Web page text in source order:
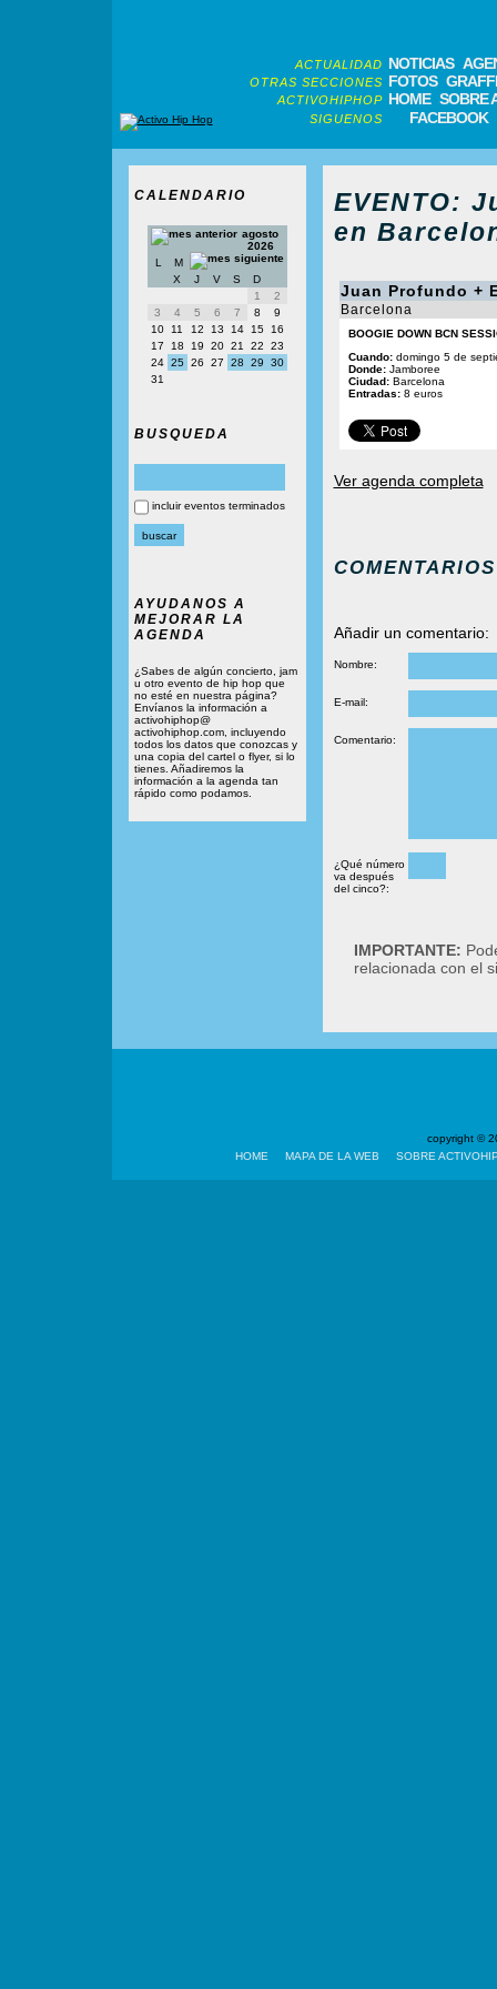
ACTUALIDAD NOTICIAS
OTRAS SECCIONES FOTOS
ACTIVOHIPHOP HOME SOBRE
SIGUENOS FACEBOOK
CALENDARIO
agosto
2026
L
M
X
J V S
D
1
2
3
4 5 6 7 8
9
10
11 12 13 14 15
16
17
18 19 20 21 22
23
24 25 26 27 28 29
30
31
BUSQUEDA
incluir eventos terminados
AYUDANOS A
MEJORAR LA
AGENDA
¿Sabes de algún concierto, jam
u otro evento de hip hop que
no esté en nuestra página?
Envíanos la información a
activohiphop@
activohiphop.com, incluyendo
todos los datos que conozcas y
una copia del cartel o flyer, si lo
tienes. Añadiremos la
información a la agenda tan
rápido como podamos.
EVENTO:
en
Juan Profundo +
Barcelona
BOOGIE DOWN BCN
Cuando:domingo 5 de
Donde:Jamboree
Ciudad:Barcelona
Entradas: 8 euros
Ver agenda completa
COMENTARIOS
Añadir un comentario:
Nombre:
E-mail:
Comentario:
¿Qué número
va después
del cinco?:
IMPORTANTE:
relacionada con el
copyright ©
HOME
MAPA DE LA WEB SOBRE